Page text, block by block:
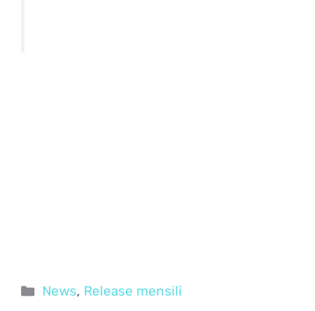
Categorie
News, Release mensili